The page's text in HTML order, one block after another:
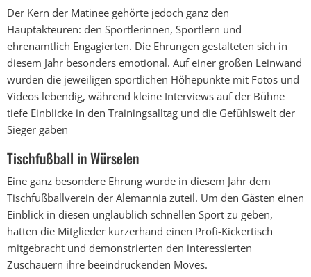
Der Kern der Matinee gehörte jedoch ganz den
Hauptakteuren: den Sportlerinnen, Sportlern und
ehrenamtlich Engagierten. Die Ehrungen gestalteten sich in
diesem Jahr besonders emotional. Auf einer großen Leinwand
wurden die jeweiligen sportlichen Höhepunkte mit Fotos und
Videos lebendig, während kleine Interviews auf der Bühne
tiefe Einblicke in den Trainingsalltag und die Gefühlswelt der
Sieger gaben
Tischfußball in Würselen
Eine ganz besondere Ehrung wurde in diesem Jahr dem
Tischfußballverein der Alemannia zuteil. Um den Gästen einen
Einblick in diesen unglaublich schnellen Sport zu geben,
hatten die Mitglieder kurzerhand einen Profi-Kickertisch
mitgebracht und demonstrierten den interessierten
Zuschauern ihre beeindruckenden Moves.